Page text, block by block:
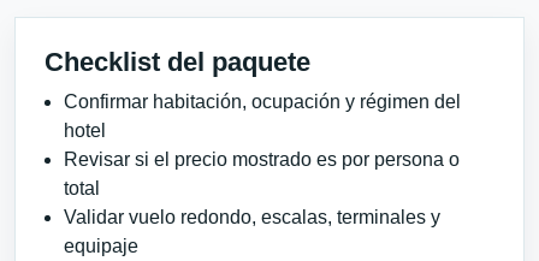
Checklist del paquete
Confirmar habitación, ocupación y régimen del
hotel
Revisar si el precio mostrado es por persona o
total
Validar vuelo redondo, escalas, terminales y
equipaje